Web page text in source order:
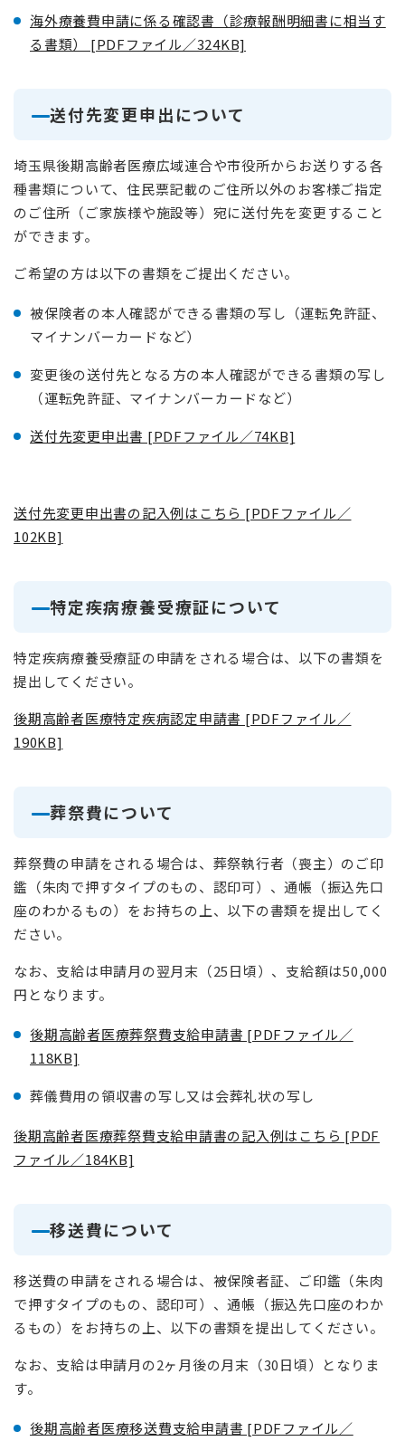
海外療養費申請に係る確認書（診療報酬明細書に相当す
る書類） [PDFファイル／324KB]
送付先変更申出について
埼玉県後期高齢者医療広域連合や市役所からお送りする各
種書類について、住民票記載のご住所以外のお客様ご指定
のご住所（ご家族様や施設等）宛に送付先を変更すること
ができます。
ご希望の方は以下の書類をご提出ください。
被保険者の本人確認ができる書類の写し（運転免許証、
マイナンバーカードなど）
変更後の送付先となる方の本人確認ができる書類の写し
（運転免許証、マイナンバーカードなど）
送付先変更申出書 [PDFファイル／74KB]
送付先変更申出書の記入例はこちら [PDFファイル／
102KB]
特定疾病療養受療証について
特定疾病療養受療証の申請をされる場合は、以下の書類を
提出してください。
後期高齢者医療特定疾病認定申請書 [PDFファイル／
190KB]
葬祭費について
葬祭費の申請をされる場合は、葬祭執行者（喪主）のご印
鑑（朱肉で押すタイプのもの、認印可）、通帳（振込先口
座のわかるもの）をお持ちの上、以下の書類を提出してく
ださい。
なお、支給は申請月の翌月末（25日頃）、支給額は50,000
円となります。
後期高齢者医療葬祭費支給申請書 [PDFファイル／
118KB]
葬儀費用の領収書の写し又は会葬礼状の写し
後期高齢者医療葬祭費支給申請書の記入例はこちら [PDF
ファイル／184KB]
移送費について
移送費の申請をされる場合は、被保険者証、ご印鑑（朱肉
で押すタイプのもの、認印可）、通帳（振込先口座のわか
るもの）をお持ちの上、以下の書類を提出してください。
なお、支給は申請月の2ヶ月後の月末（30日頃）となりま
す。
後期高齢者医療移送費支給申請書 [PDFファイル／